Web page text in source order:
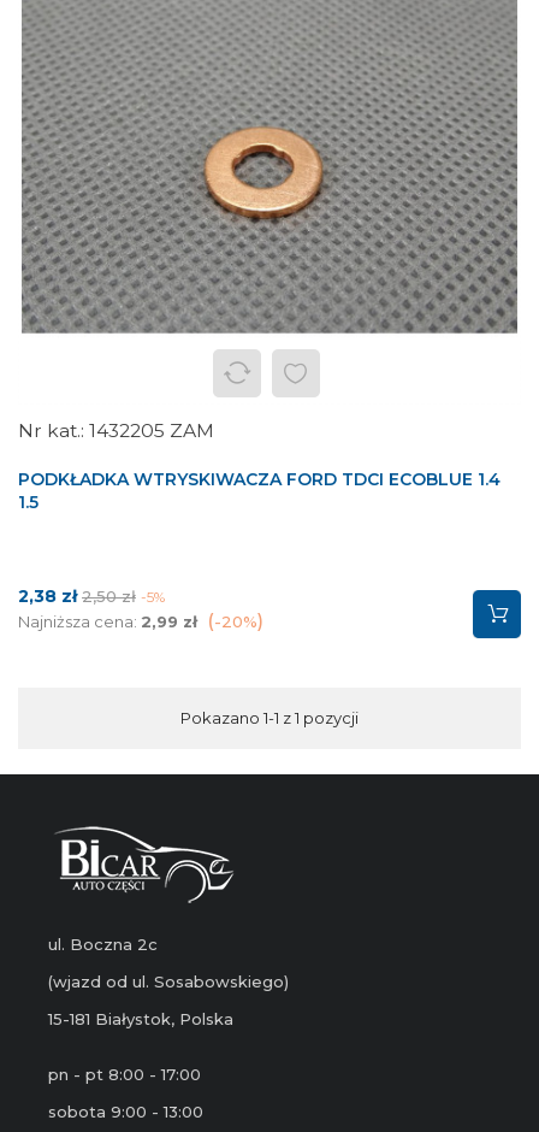
1432205 ZAM
PODKŁADKA WTRYSKIWACZA FORD TDCI ECOBLUE 1.4
1.5
Cena
2,38 zł Cena
podstawowa
2,50 zł -5%
Najniższa cena: 2,99 zł -20%
Pokazano 1-1 z 1 pozycji
ul. Boczna 2c
(wjazd od ul. Sosabowskiego)
15-181 Białystok, Polska
pn - pt 8:00 - 17:00
sobota 9:00 - 13:00